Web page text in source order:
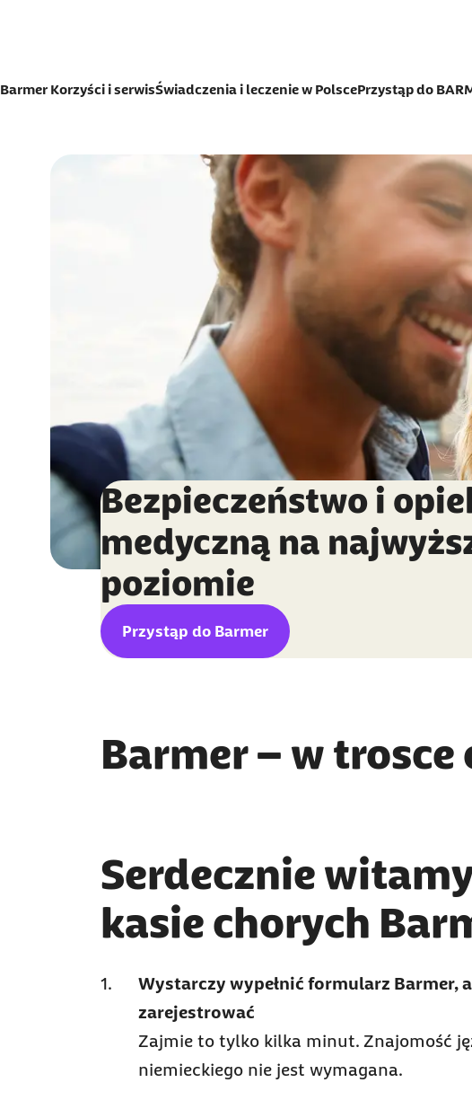
Barmer Korzyści i serwisŚwiadczenia i leczenie w PolscePrzystąp do
Bezpieczeństwo i
medyczną na
poziomie
Przystąp do Barmer
Barmer – w trosce
Serdecznie
kasie chorych
Wystarczy wypełnić formularz Barmer,
zarejestrować
Zajmie to tylko kilka minut. Znajomość
niemieckiego nie jest wymagana.